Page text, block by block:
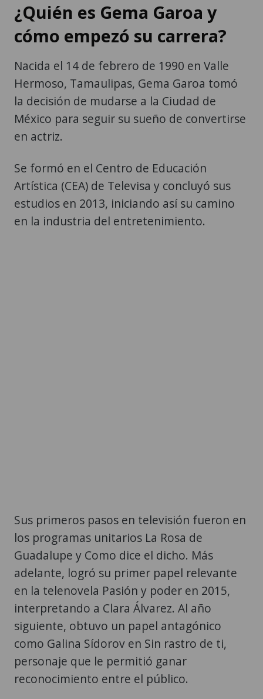
¿Quién es Gema Garoa y
cómo empezó su carrera?
Nacida el 14 de febrero de 1990 en Valle
Hermoso, Tamaulipas, Gema Garoa tomó
la decisión de mudarse a la Ciudad de
México para seguir su sueño de convertirse
en actriz.
Se formó en el Centro de Educación
Artística (CEA) de Televisa y concluyó sus
estudios en 2013, iniciando así su camino
en la industria del entretenimiento.
Sus primeros pasos en televisión fueron en
los programas unitarios La Rosa de
Guadalupe y Como dice el dicho. Más
adelante, logró su primer papel relevante
en la telenovela Pasión y poder en 2015,
interpretando a Clara Álvarez. Al año
siguiente, obtuvo un papel antagónico
como Galina Sídorov en Sin rastro de ti,
personaje que le permitió ganar
reconocimiento entre el público.